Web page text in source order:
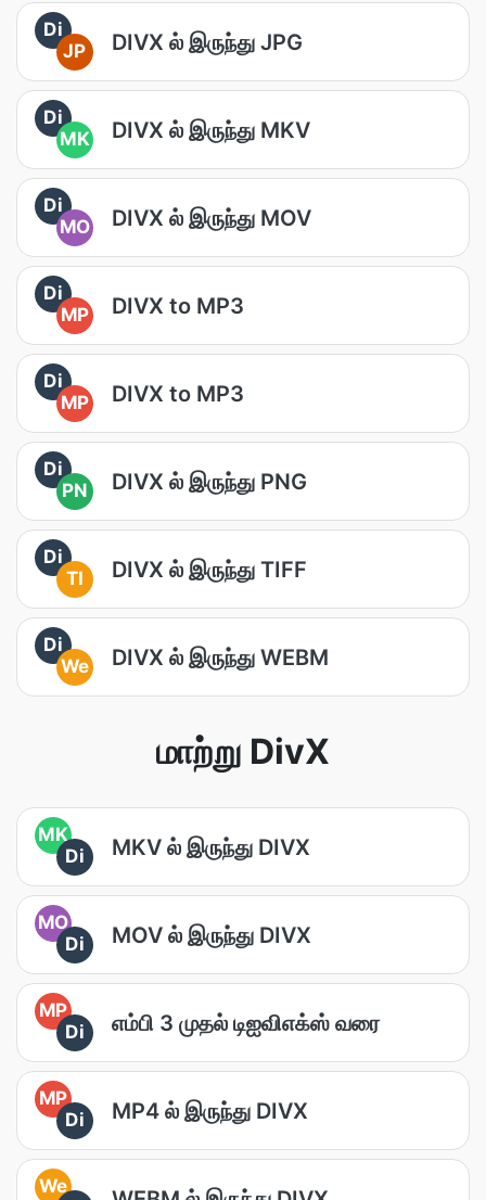
Di
JP
DIVX ல் இருந்து JPG
Di
MK
DIVX ல் இருந்து MKV
Di
MO
DIVX ல் இருந்து MOV
Di
MP
DIVX to MP3
Di
MP
DIVX to MP3
Di
PN
DIVX ல் இருந்து PNG
Di
TI
DIVX ல் இருந்து TIFF
Di
We
DIVX ல் இருந்து WEBM
மாற்று DivX
MK
Di
MKV ல் இருந்து DIVX
MO
Di
MOV ல் இருந்து DIVX
MP
Di
எம்பி 3 முதல் டிஐவிஎக்ஸ் வரை
MP
Di
MP4 ல் இருந்து DIVX
We